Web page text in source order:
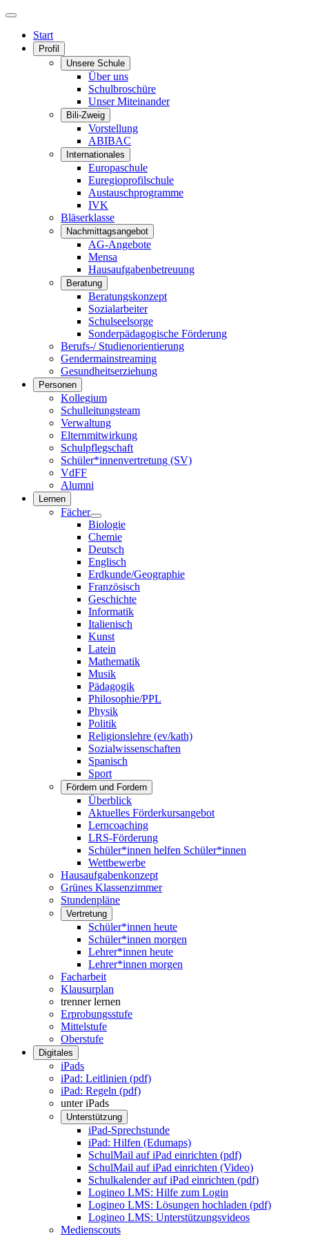
Start
Profil
Unsere Schule
Über uns
Schulbroschüre
Unser Miteinander
Bili-Zweig
Vorstellung
ABIBAC
Internationales
Europaschule
Euregioprofilschule
Austauschprogramme
IVK
Bläserklasse
Nachmittagsangebot
AG-Angebote
Mensa
Hausaufgabenbetreuung
Beratung
Beratungskonzept
Sozialarbeiter
Schulseelsorge
Sonderpädagogische Förderung
Berufs-/ Studienorientierung
Gendermainstreaming
Gesundheitserziehung
Personen
Kollegium
Schulleitungsteam
Verwaltung
Elternmitwirkung
Schulpflegschaft
Schüler*innenvertretung (SV)
VdFF
Alumni
Lernen
Fächer
Biologie
Chemie
Deutsch
Englisch
Erdkunde/Geographie
Französisch
Geschichte
Informatik
Italienisch
Kunst
Latein
Mathematik
Musik
Pädagogik
Philosophie/PPL
Physik
Politik
Religionslehre (ev/kath)
Sozialwissenschaften
Spanisch
Sport
Fördern und Fordern
Überblick
Aktuelles Förderkursangebot
Lerncoaching
LRS-Förderung
Schüler*innen helfen Schüler*innen
Wettbewerbe
Hausaufgabenkonzept
Grünes Klassenzimmer
Stundenpläne
Vertretung
Schüler*innen heute
Schüler*innen morgen
Lehrer*innen heute
Lehrer*innen morgen
Facharbeit
Klausurplan
trenner lernen
Erprobungsstufe
Mittelstufe
Oberstufe
Digitales
iPads
iPad: Leitlinien (pdf)
iPad: Regeln (pdf)
unter iPads
Unterstützung
iPad-Sprechstunde
iPad: Hilfen (Edumaps)
SchulMail auf iPad einrichten (pdf)
SchulMail auf iPad einrichten (Video)
Schulkalender auf iPad einrichten (pdf)
Logineo LMS: Hilfe zum Login
Logineo LMS: Lösungen hochladen (pdf)
Logineo LMS: Unterstützungsvideos
Medienscouts